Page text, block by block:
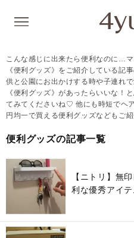
こんな感じに出来たら便利なのに…
《便利グッズ》をご紹介している記
供と公園にお出かけする時や子連れ
《便利グッズ》があったらいいな！
てみてくださいね♡ 他にも時短でヘ
円均一で買える便利グッズなどもご紹
便利グッズの記事一覧
【ニトリ】無
利な優秀アイテ